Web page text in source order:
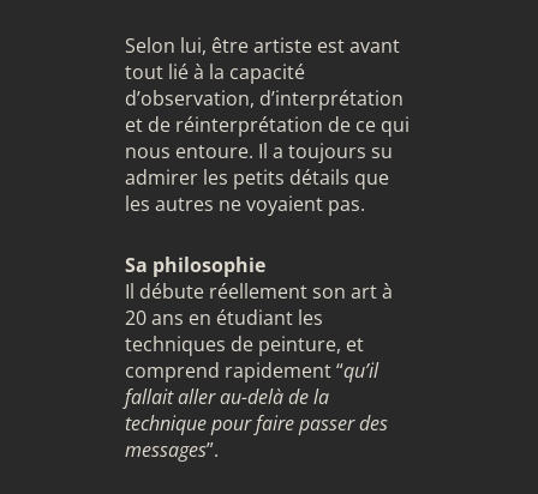
Selon lui, être artiste est avant
tout lié à la capacité
d’observation, d’interprétation
et de réinterprétation de ce qui
nous entoure. Il a toujours su
admirer les petits détails que
les autres ne voyaient pas.
Sa philosophie
Il débute réellement son art à
20 ans en étudiant les
techniques de peinture, et
comprend rapidement “qu’il
fallait aller au-delà de la
technique pour faire passer des
messages”.